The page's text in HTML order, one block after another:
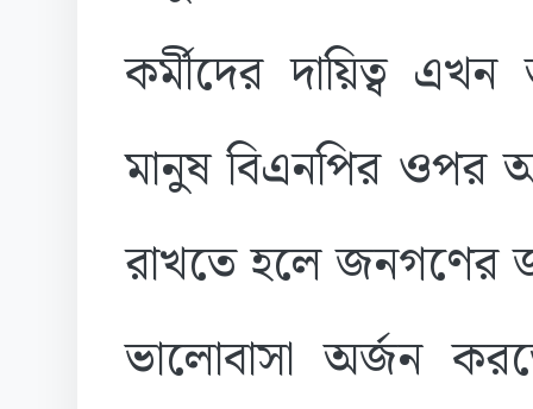
কর্মীদের দায়িত্ব
মানুষ বিএনপির ওপর
রাখতে হলে জনগণের
ভালোবাসা অর্জন